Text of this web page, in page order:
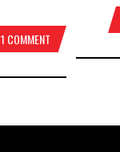
1 COMMENT